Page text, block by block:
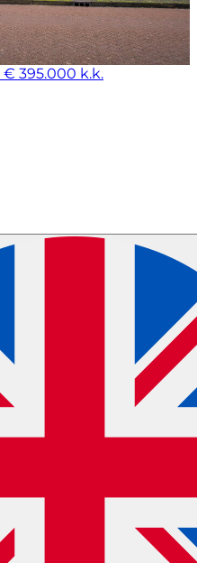
€ 395.000 k.k.